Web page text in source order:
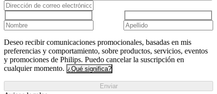
Deseo recibir comunicaciones promocionales, basadas en mis
preferencias y comportamiento, sobre productos, servicios, eventos
y promociones de Philips. Puedo cancelar la suscripción en
cualquier momento. ¿Qué significa?
Enviar